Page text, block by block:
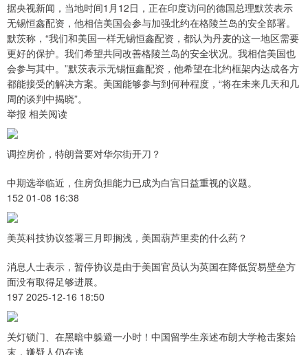
据央视新闻，当地时间1月12日，正在印度访问的德国总理默茨表示
无锡恒鑫配资，他相信美国会参与加强北约在格陵兰岛的安全部署。
默茨称，“我们和美国一样无锡恒鑫配资，都认为丹麦的这一地区需要
更好的保护。我们希望共同改善格陵兰岛的安全状况。我相信美国也
会参与其中。”默茨表示无锡恒鑫配资，他希望在北约框架内达成各方
都能接受的解决方案。美国能够参与到何种程度，“将在未来几天和几
周的谈判中揭晓”。
举报 相关阅读
调控房价，特朗普要对华尔街开刀？
中期选举临近，住房负担能力已成为白宫日益重视的议题。
152 01-08 16:38
美英科技协议签署三月即搁浅，美国葫芦里卖的什么药？
消息人士表示，暂停协议是由于美国官员认为英国在降低贸易壁垒方
面没有取得足够进展。
197 2025-12-16 18:50
关灯锁门、在黑暗中躲避一小时！中国留学生亲述布朗大学枪击案始
末，嫌疑人仍在逃